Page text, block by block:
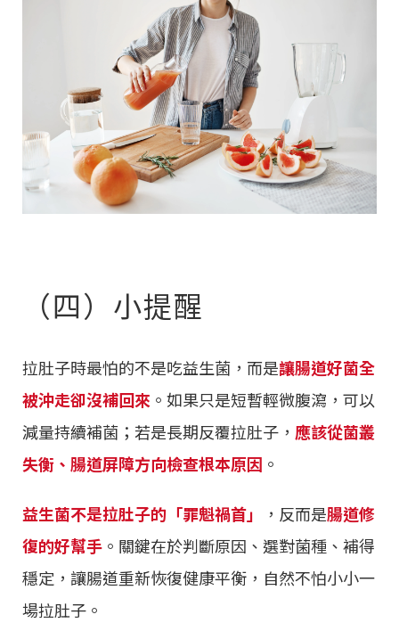
（四）小提醒
拉肚子時最怕的不是吃益生菌，而是讓腸道好菌全
被沖走卻沒補回來 。如果只是短暫輕微腹瀉，可以
減量持續補菌；若是長期反覆拉肚子， 應該從菌叢
失衡、腸道屏障方向檢查根本原因 。
益生菌不是拉肚子的「罪魁禍首」 ，反而是腸道修
復的好幫手 。關鍵在於判斷原因、選對菌種、補得
穩定，讓腸道重新恢復健康平衡，自然不怕小小一
場拉肚子。